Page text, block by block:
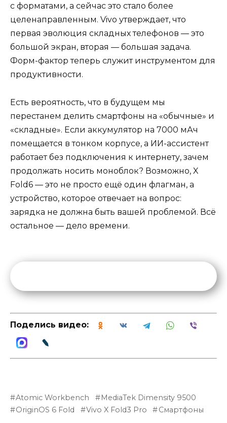
с форматами, а сейчас это стало более
целенаправленным. Vivo утверждает, что
первая эволюция складных телефонов — это
большой экран, вторая — большая задача.
Форм-фактор теперь служит инструментом для
продуктивности.
Есть вероятность, что в будущем мы
перестанем делить смартфоны на «обычные» и
«складные». Если аккумулятор на 7000 мАч
помещается в тонком корпусе, а ИИ-ассистент
работает без подключения к интернету, зачем
продолжать носить моноблок? Возможно, X
Fold6 — это не просто ещё один флагман, а
устройство, которое отвечает на вопрос:
зарядка не должна быть вашей проблемой. Всё
остальное — дело времени.
Поделись видео:
Atomic Workbench
MediaTek Dimensity 9500
OriginOS 6 Fold
Vivo X Fold3 Pro Смартфоны